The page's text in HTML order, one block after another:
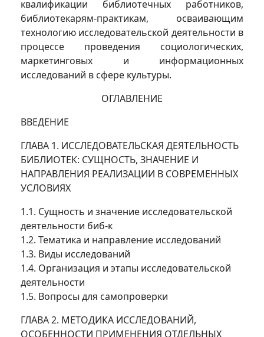
квалификации библиотечных работников,
библиотекарям-практикам, осваивающим
технологию исследовательской деятельности в
процессе проведения социологических,
маркетинговых и информационных
исследований в сфере культуры.
ОГЛАВЛЕНИЕ
ВВЕДЕНИЕ
ГЛАВА 1. ИССЛЕДОВАТЕЛЬСКАЯ ДЕЯТЕЛЬНОСТЬ
БИБЛИОТЕК: СУЩНОСТЬ, ЗНАЧЕНИЕ И
НАПРАВЛЕНИЯ РЕАЛИЗАЦИИ В СОВРЕМЕННЫХ
УСЛОВИЯХ
1.1. Сущность и значение исследовательской
деятельности биб-к
1.2. Тематика и направление исследований
1.3. Виды исследований
1.4. Организация и этапы исследовательской
деятельности
1.5. Вопросы для самопроверки
ГЛАВА 2. МЕТОДИКА ИССЛЕДОВАНИЙ,
ОСОБЕННОСТИ ПРИМЕНЕНИЯ ОТДЕЛЬНЫХ